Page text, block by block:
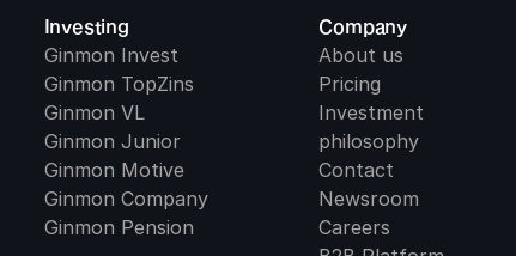
Investing
Ginmon Invest
Ginmon TopZins
Ginmon VL
Ginmon Junior
Ginmon Motive
Ginmon Company
Ginmon Pension
Company
About us
Pricing
Investment
philosophy
Contact
Newsroom
Careers